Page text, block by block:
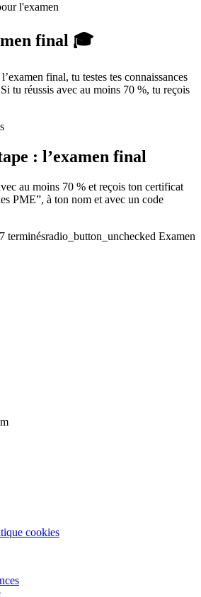
l'examen
final 🎓
final, tu testes tes connaissances
tu réussis avec au moins 70 %, tu reçois
: l’examen final
au moins 70 % et reçois ton certificat
PME”, à ton nom et avec un code
terminésradio_button_unchecked Examen
cookies